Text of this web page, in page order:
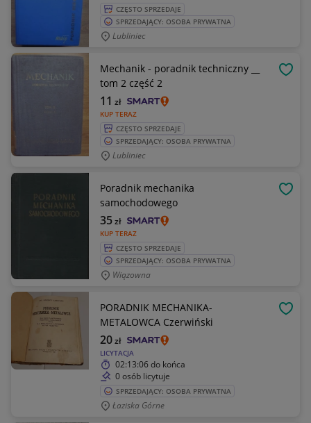
CZĘSTO SPRZEDAJE
SPRZEDAJĄCY: OSOBA PRYWATNA
Lubliniec
Mechanik - poradnik techniczny __
tom 2 część 2
KUP TERAZ
11 zł
CZĘSTO SPRZEDAJE
SPRZEDAJĄCY: OSOBA PRYWATNA
Lubliniec
Poradnik mechanika
samochodowego
KUP TERAZ
35zł
CZĘSTO SPRZEDAJE
SPRZEDAJĄCY: OSOBA PRYWATNA
Wiązowna
PORADNIK MECHANIKA-
METALOWCA Czerwiński
LICYTACJA
20zł
02:13:06do końca
0 osób licytuje
SPRZEDAJĄCY: OSOBA PRYWATNA
Łaziska Górne